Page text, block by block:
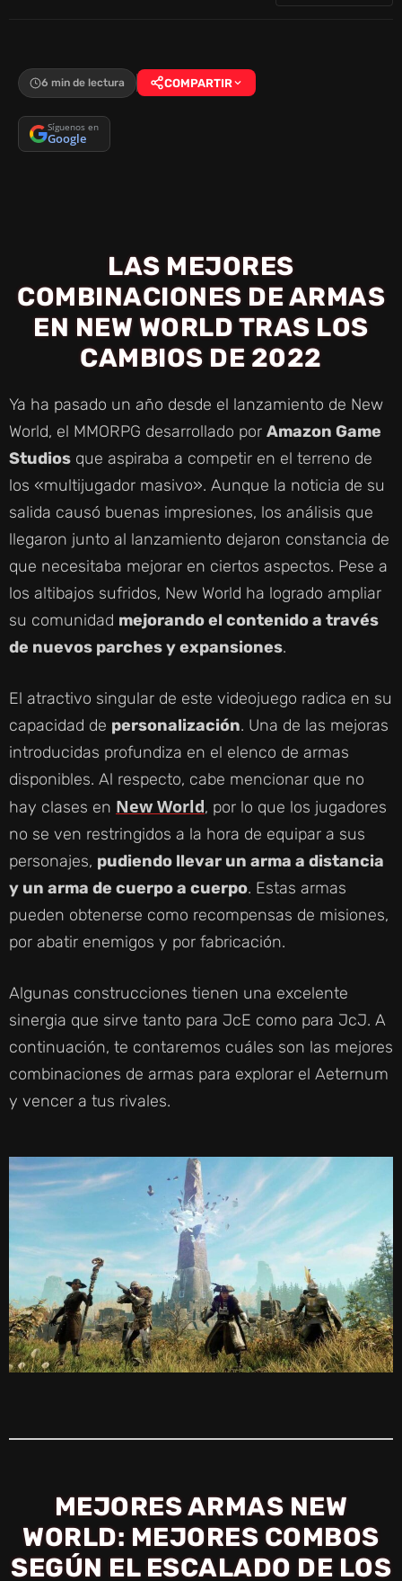
6 min de lectura COMPARTIR
Síguenos en
Google
LAS MEJORES
COMBINACIONES DE ARMAS
EN NEW WORLD TRAS LOS
CAMBIOS DE 2022
Ya ha pasado un año desde el lanzamiento de New
World, el MMORPG desarrollado por Amazon Game
Studios que aspiraba a competir en el terreno de
los «multijugador masivo». Aunque la noticia de su
salida causó buenas impresiones, los análisis que
llegaron junto al lanzamiento dejaron constancia de
que necesitaba mejorar en ciertos aspectos. Pese a
los altibajos sufridos, New World ha logrado ampliar
su comunidad mejorando el contenido a través
de nuevos parches y expansiones.
El atractivo singular de este videojuego radica en su
capacidad de personalización. Una de las mejoras
introducidas profundiza en el elenco de armas
disponibles. Al respecto, cabe mencionar que no
hay clases en New World, por lo que los jugadores
no se ven restringidos a la hora de equipar a sus
personajes, pudiendo llevar un arma a distancia
y un arma de cuerpo a cuerpo. Estas armas
pueden obtenerse como recompensas de misiones,
por abatir enemigos y por fabricación.
Algunas construcciones tienen una excelente
sinergia que sirve tanto para JcE como para JcJ. A
continuación, te contaremos cuáles son las mejores
combinaciones de armas para explorar el Aeternum
y vencer a tus rivales.
MEJORES ARMAS NEW
WORLD: MEJORES COMBOS
SEGÚN EL ESCALADO DE LOS